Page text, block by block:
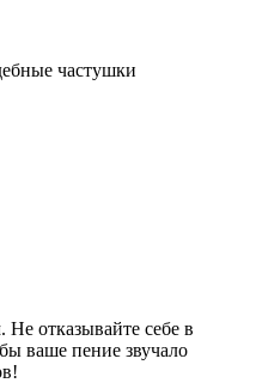
отказывайте себе в
ваше пение звучало